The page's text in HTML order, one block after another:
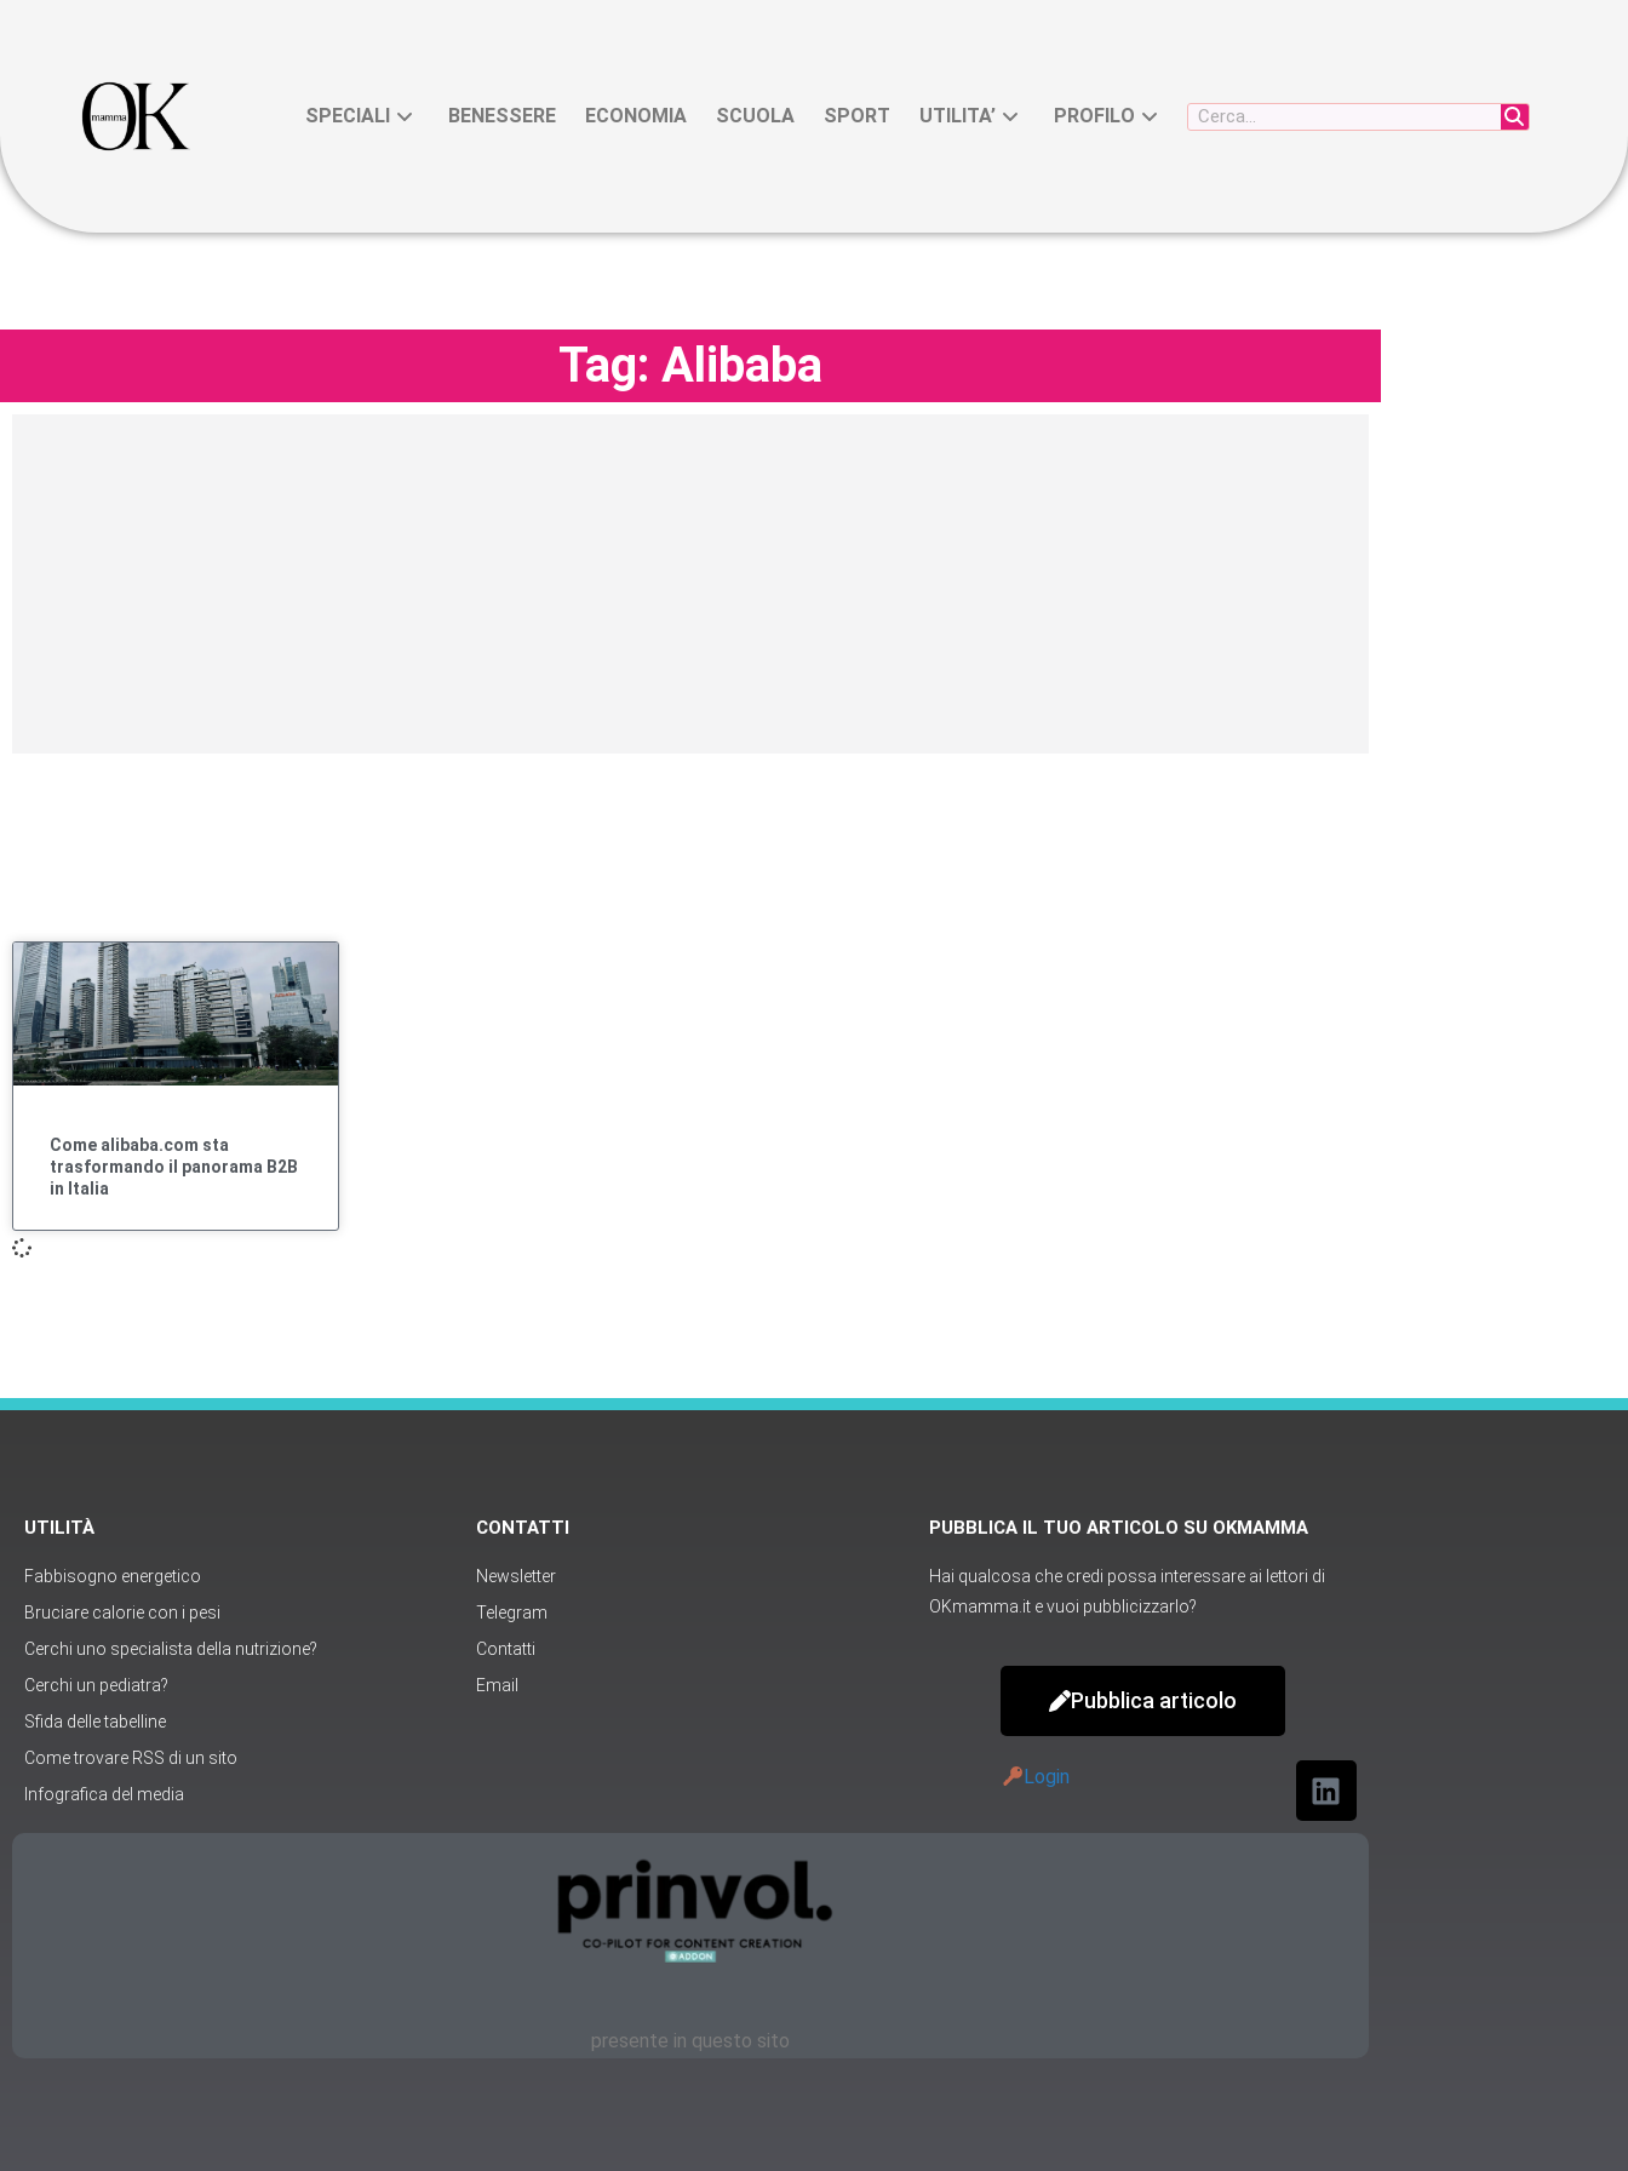
SPECIALI BENESSERE ECONOMIA SCUOLA SPORT UTILITA’ PROFILO
Tag: Alibaba
Come alibaba.com sta
trasformando il panorama B2B
in Italia
UTILITÀ
Fabbisogno energetico
Bruciare calorie con i pesi
Cerchi uno specialista della nutrizione?
Cerchi un pediatra?
Sfida delle tabelline
Come trovare RSS di un sito
Infografica del media
CONTATTI
Newsletter
Telegram
Contatti
Email
PUBBLICA IL TUO ARTICOLO SU OKMAMMA
Hai qualcosa che credi possa interessare ai lettori di
OKmamma.it e vuoi pubblicizzarlo?
Pubblica articolo
Login
presente in questo sito